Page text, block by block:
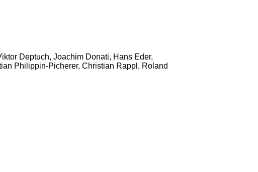
Deptuch, Joachim Donati, Hans Eder,
Philippin-Picherer, Christian Rappl, Roland